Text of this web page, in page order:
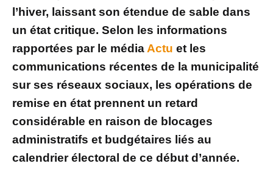
l’hiver, laissant son étendue de sable dans
un état critique. Selon les informations
rapportées par le médiaActu et les
communications récentes de la municipalité
sur ses réseaux sociaux, les opérations de
remise en état prennent un retard
considérable en raison de blocages
administratifs et budgétaires liés au
calendrier électoral de ce début d’année.